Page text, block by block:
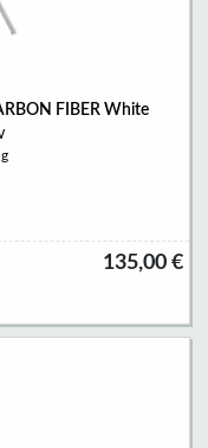
FIBER White
135,00 €